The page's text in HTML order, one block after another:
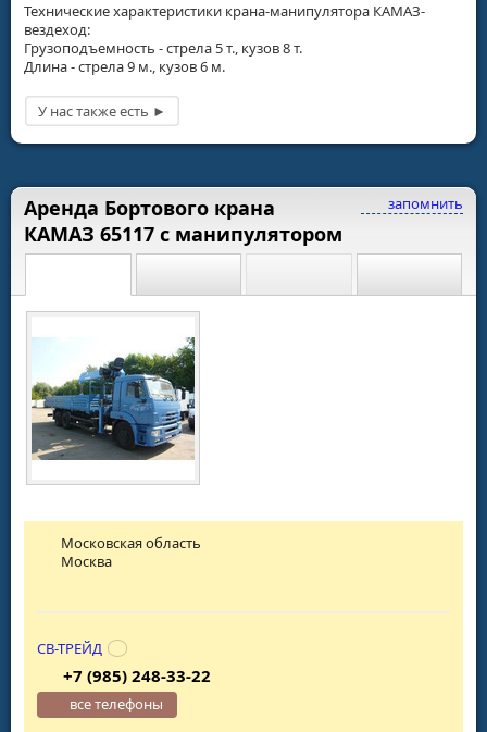
Технические характеристики крана-манипулятора КАМАЗ-
вездеход:
Грузоподъемность - стрела 5 т., кузов 8 т.
Длина - стрела 9 м., кузов 6 м.
запомнить
Аренда Бортового крана
КАМАЗ 65117 с манипулятором
Московская область
Москва
СВ-ТРЕЙД
+7 (985) 248-33-22
все телефоны